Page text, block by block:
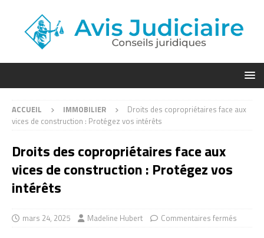
ACCUEIL IMMOBILIER
Droits des copropriétaires face aux
vices de construction : Protégez vos intérêts
Droits des copropriétaires face aux
vices de construction : Protégez vos
intérêts
mars 24, 2025 Madeline Hubert Commentaires fermés